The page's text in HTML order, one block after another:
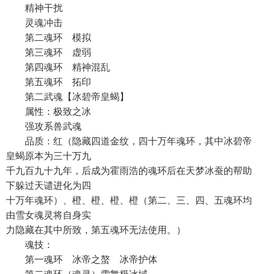
精神干扰
灵魂冲击
第二魂环 模拟
第三魂环 虚弱
第四魂环 精神混乱
第五魂环 拓印
第二武魂【冰碧帝皇蝎】
属性：极致之冰
强攻系兽武魂
品质：红（隐藏四道金纹，四十万年魂环，其中冰碧帝
皇蝎原本为三十万九
千九百九十九年，后成为霍雨浩的魂环后在天梦冰蚕的帮助
下躲过天谴进化为四
十万年魂环）、橙、橙、橙、橙（第二、三、四、五魂环均
由雪女魂灵将自身实
力隐藏在其中所致，第五魂环无法使用。）
魂技：
第一魂环 冰帝之螯 冰帝护体